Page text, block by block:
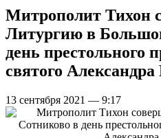
Митрополит Тихон
Литургию в
день престольного
святого Александра
13 сентября 2021 — 9:17